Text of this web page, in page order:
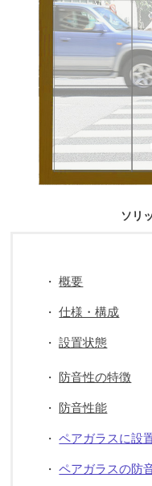
ソリ
・概要
・仕様・構成
・設置状態
・ 防音性の特徴
・ 防音性能
・ペアガラスに設
・ペアガラスの防